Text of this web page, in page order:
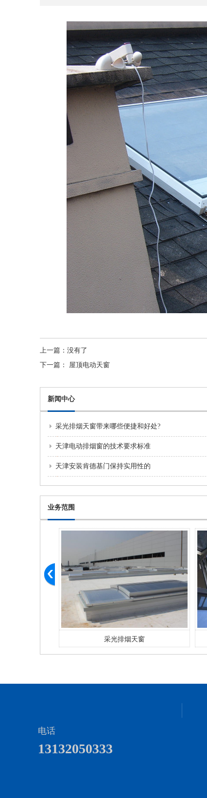
上一篇： 没有了
下一篇： 屋顶电动天窗
新闻中心
采光排烟天窗带来哪些便捷和好处?
天津电动排烟窗的技术要求标准
天津安装肯德基门保持实用性的
业务范围
采光排烟天窗
电话
13132050333